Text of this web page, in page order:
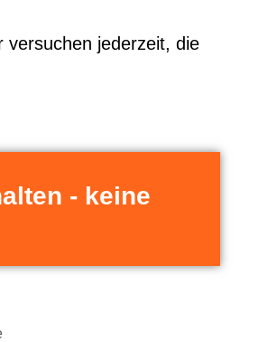
versuchen jederzeit, die
- keine